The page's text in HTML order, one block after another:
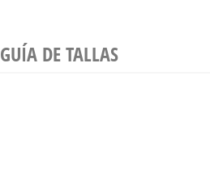
GUÍA DE TALLAS